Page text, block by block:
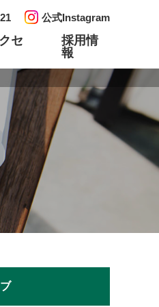
公式Instagram
ニット製作
セ
採用情
報